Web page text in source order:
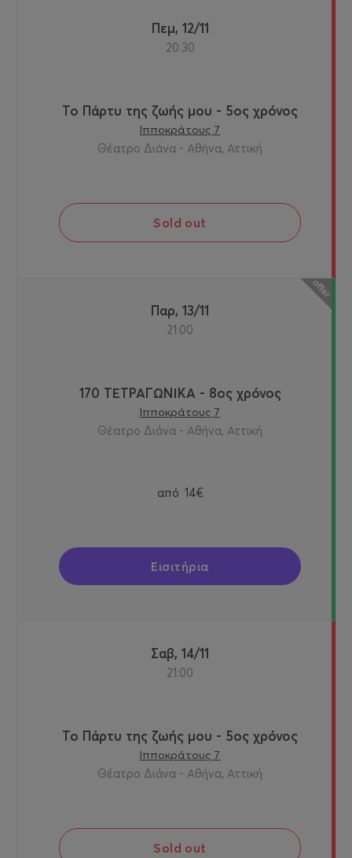
Πεμ, 12/11
20:30
Το Πάρτυ της ζωής μου - 5ος χρόνος
Ιπποκράτους 7
Θέατρο Διάνα - Αθήνα, Αττική
Sold out
Παρ, 13/11
21:00
170 ΤΕΤΡΑΓΩΝΙΚΑ - 8ος χρόνος
Ιπποκράτους 7
Θέατρο Διάνα - Αθήνα, Αττική
από 14€
Εισιτήρια
Σαβ, 14/11
21:00
Το Πάρτυ της ζωής μου - 5ος χρόνος
Ιπποκράτους 7
Θέατρο Διάνα - Αθήνα, Αττική
Sold out